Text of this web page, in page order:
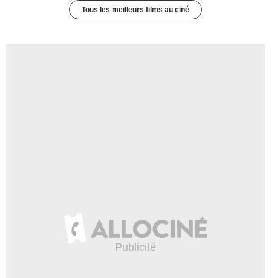
Tous les meilleurs films au ciné